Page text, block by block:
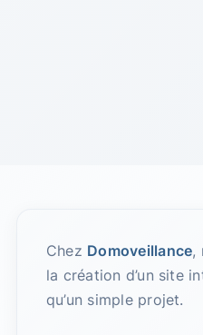
Chez Domoveillance,
la création d’un site
qu’un simple projet.